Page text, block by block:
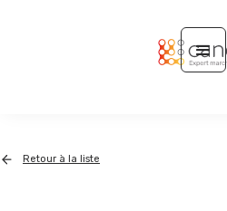
Retour à la liste